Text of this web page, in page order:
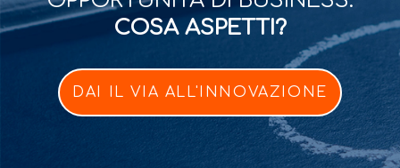
COSA ASPETTI?
DAI IL VIA ALL'INNOVAZIONE